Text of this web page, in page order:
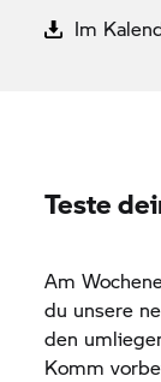
Im
Teste
Am
du unsere
den
Komm